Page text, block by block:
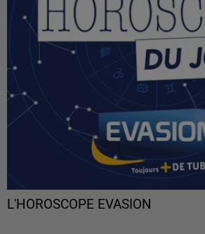
L'HOROSCOPE EVASION